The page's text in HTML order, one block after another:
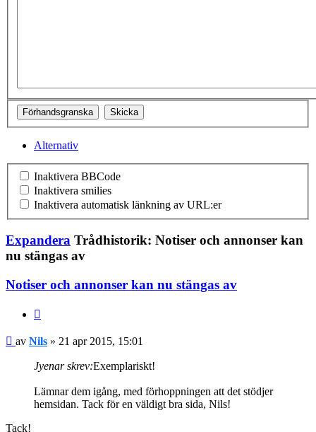
Alternativ
Inaktivera BBCode
Inaktivera smilies
Inaktivera automatisk länkning av URL:er
Expandera Trådhistorik: Notiser och annonser kan
nu stängas av
Notiser och annonser kan nu stängas av
av Nils » 21 apr 2015, 15:01
Jyenar skrev:Exemplariskt!
Lämnar dem igång, med förhoppningen att det stödjer
hemsidan. Tack för en väldigt bra sida, Nils!
Tack!